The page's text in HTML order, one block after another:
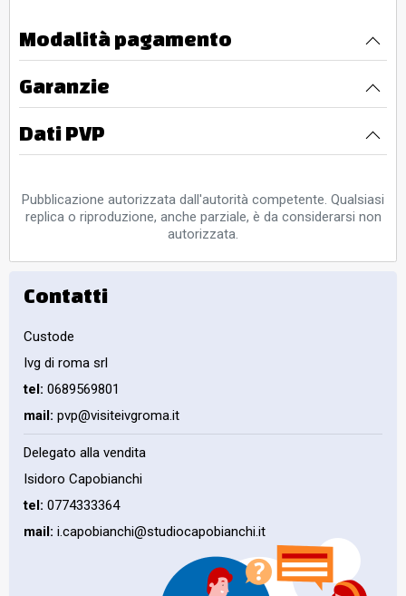
Modalità pagamento
Garanzie
Dati PVP
Pubblicazione autorizzata dall'autorità competente. Qualsiasi
replica o riproduzione, anche parziale, è da considerarsi non
autorizzata.
Contatti
Custode
Ivg di roma srl
tel: 0689569801
mail: pvp@visiteivgroma.it
Delegato alla vendita
Isidoro Capobianchi
tel: 0774333364
mail: i.capobianchi@studiocapobianchi.it